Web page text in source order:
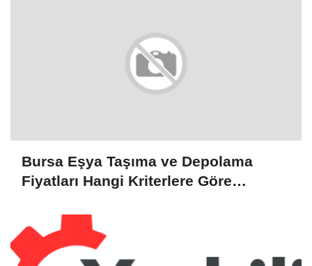
Bursa Eşya Taşıma ve Depolama
Fiyatları Hangi Kriterlere Göre